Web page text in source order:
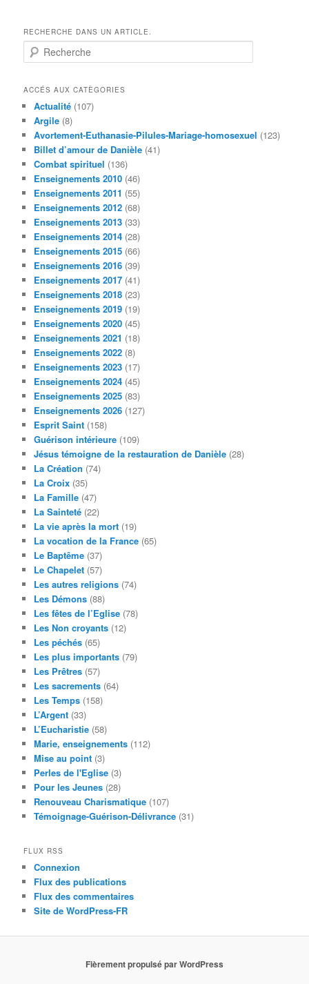
RECHERCHE DANS UN ARTICLE.
e
h
c
h
e
ACCÉS AUX CATÈGORIES
Actualité (107)
Argile (8)
Avortement-Euthanasie-Pilules-Mariage-homosexuel (123)
Billet d’amour de Danièle (41)
Combat spirituel (136)
Enseignements 2010 (46)
Enseignements 2011 (55)
Enseignements 2012 (68)
Enseignements 2013 (33)
Enseignements 2014 (28)
Enseignements 2015 (66)
Enseignements 2016 (39)
Enseignements 2017 (41)
Enseignements 2018 (23)
Enseignements 2019 (19)
Enseignements 2020 (45)
Enseignements 2021 (18)
Enseignements 2022 (8)
Enseignements 2023 (17)
Enseignements 2024 (45)
Enseignements 2025 (83)
Enseignements 2026 (127)
Esprit Saint (158)
Guérison intérieure (109)
Jésus témoigne de la restauration de Danièle (28)
La Création (74)
La Croix (35)
La Famille (47)
La Sainteté (22)
La vie après la mort (19)
La vocation de la France (65)
Le Baptême (37)
Le Chapelet (57)
Les autres religions (74)
Les Démons (88)
Les fêtes de l’Eglise (78)
Les Non croyants (12)
Les péchés (65)
Les plus importants (79)
Les Prêtres (57)
Les sacrements (64)
Les Temps (158)
L’Argent (33)
L’Eucharistie (58)
Marie, enseignements (112)
Mise au point (3)
Perles de l'Eglise (3)
Pour les Jeunes (28)
Renouveau Charismatique (107)
Témoignage-Guérison-Délivrance (31)
FLUX RSS
Connexion
Flux des publications
Flux des commentaires
Site de WordPress-FR
Fièrement propulsé par WordPress